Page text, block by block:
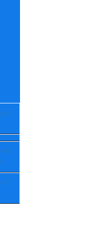
Jue
+11
°
+8°